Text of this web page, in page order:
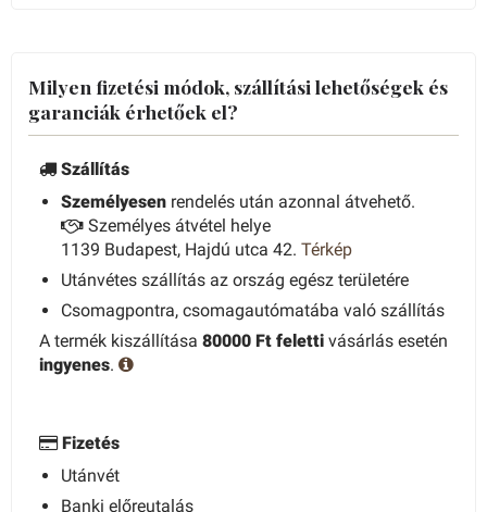
Milyen fizetési módok, szállítási lehetőségek és
garanciák érhetőek el?
Szállítás
Személyesen rendelés után azonnal átvehető.
Személyes átvétel helye
1139 Budapest, Hajdú utca 42. Térkép
Utánvétes szállítás az ország egész területére
Csomagpontra, csomagautómatába való szállítás
A termék kiszállítása 80000 Ft feletti vásárlás esetén
ingyenes.
Fizetés
Utánvét
Banki előreutalás